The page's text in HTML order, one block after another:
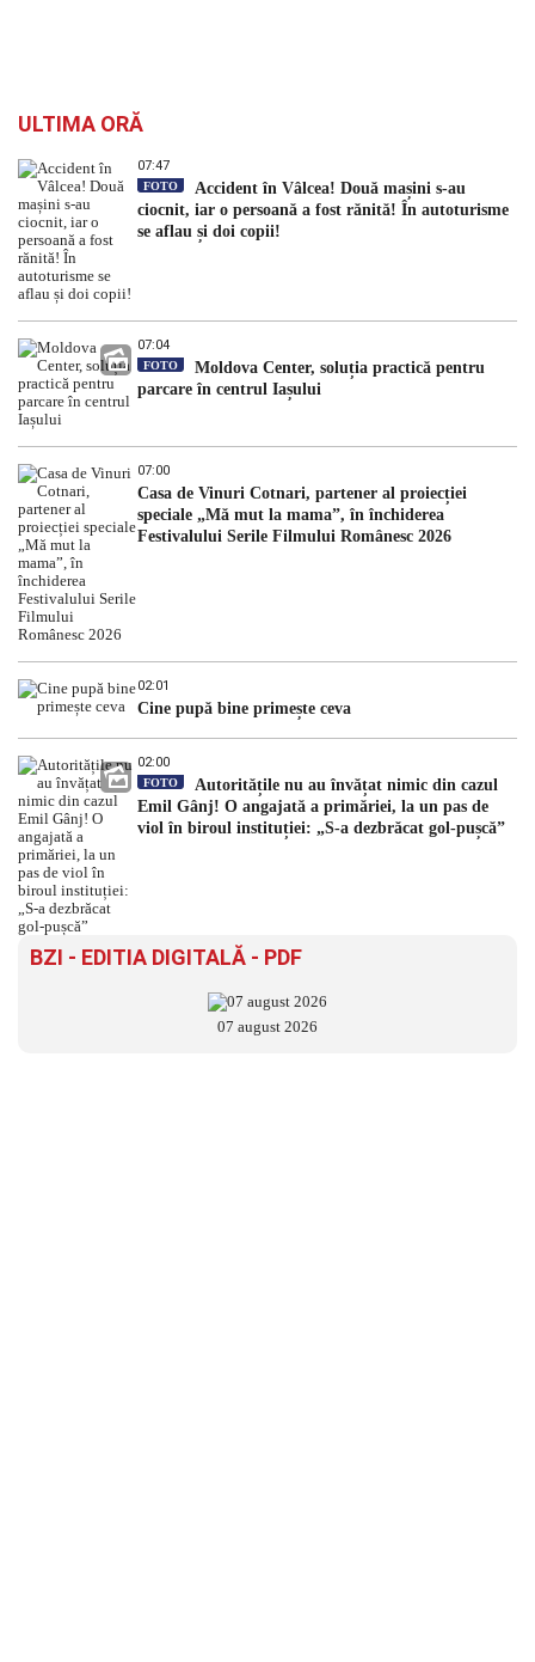
ULTIMA ORĂ
07:47
FOTO
Accident în Vâlcea! Două mașini s-au
ciocnit, iar o persoană a fost rănită! În autoturisme
se aflau și doi copii!
07:04
FOTO
Moldova Center, soluția practică pentru
parcare în centrul Iașului
07:00
Casa de Vinuri Cotnari, partener al proiecției
speciale „Mă mut la mama”, în închiderea
Festivalului Serile Filmului Românesc 2026
02:01
Cine pupă bine primește ceva
02:00
FOTO
Autoritățile nu au învățat nimic din cazul
Emil Gânj! O angajată a primăriei, la un pas de
viol în biroul instituției: „S-a dezbrăcat gol-pușcă”
BZI - EDITIA DIGITALĂ - PDF
07 august 2026